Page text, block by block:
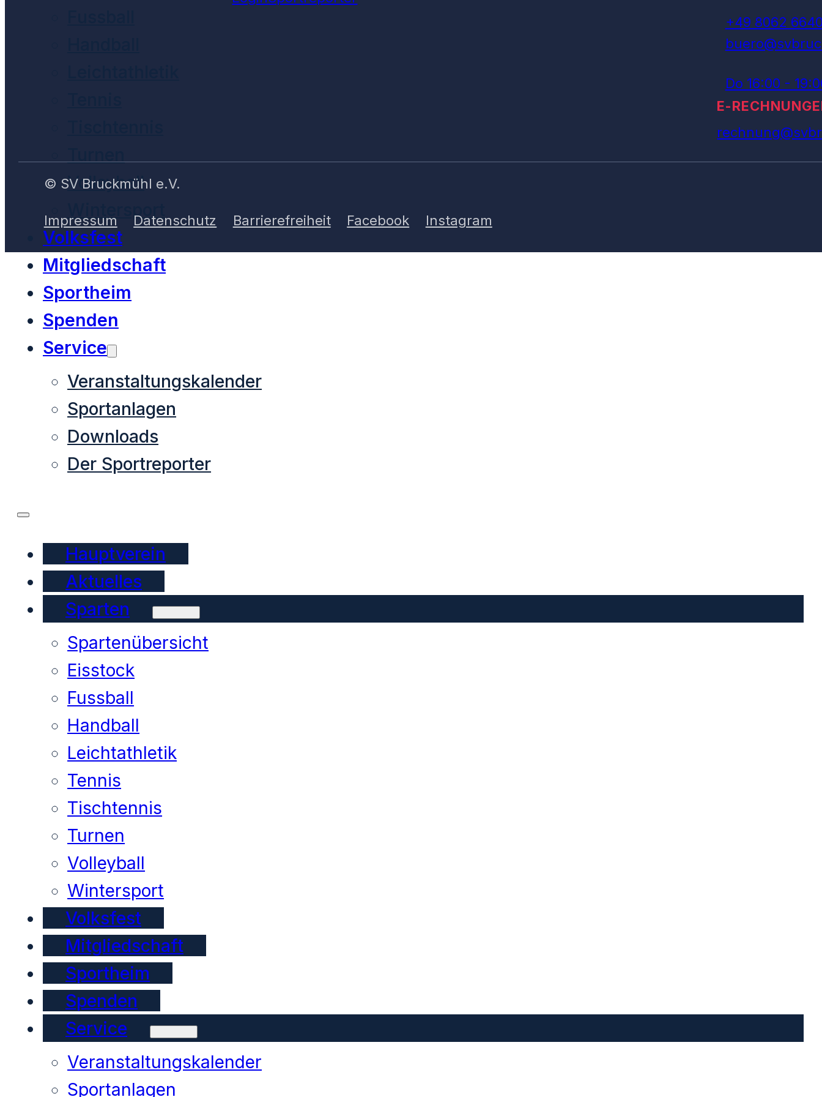
Volleyball
Wintersport
Volksfest
Mitgliedschaft
Sportheim
Spenden
Service
Veranstaltungskalender
Sportanlagen
Downloads
Der Sportreporter
Hauptverein
Aktuelles
Sparten
Spartenübersicht
Eisstock
Fussball
Handball
Leichtathletik
Tennis
Tischtennis
Turnen
Volleyball
Wintersport
Volksfest
Mitgliedschaft
Sportheim
Spenden
Service
Veranstaltungskalender
Sportanlagen
+49 8062
Do 16:00 -
E-
© SV Bruckmühl e.V.
Impressum Datenschutz Barrierefreiheit Facebook Instagram